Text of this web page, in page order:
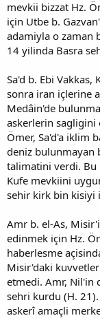
mevkii bizzat Hz.
için Utbe b.
adamiyla o zaman
14 yilinda Basra
Sa'd b. Ebi
sonra iran içlerine
Medâin'de
askerlerin sagligini
Ömer, Sa'd'a iklim
deniz bulunmayan
talimatini verdi. Bu
Kufe mevkiini
sehir kirk bin kisiyi
Amr b. el-As,
edinmek için Hz.
haberlesme
Misir'daki
etmedi. Amr, Nil'in
sehri kurdu (H.
askerî amaçli